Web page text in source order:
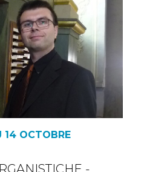
14 OCTOBRE
-